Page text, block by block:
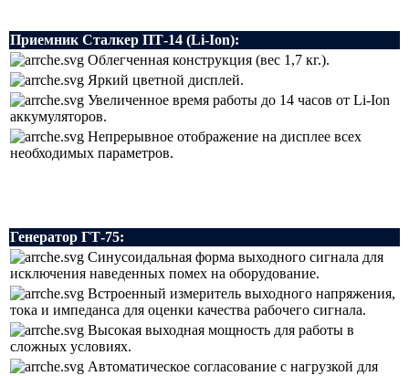
Приемник Сталкер ПТ-14 (Li-Ion):
Облегченная конструкция (вес 1,7 кг.).
Яркий цветной дисплей.
Увеличенное время работы до 14 часов от Li-Ion
аккумуляторов.
Непрерывное отображение на дисплее всех
необходимых параметров.
Генератор ГТ-75:
Синусоидальная форма выходного сигнала для
исключения наведенных помех на оборудование.
Встроенный измеритель выходного напряжения,
тока и импеданса для оценки качества рабочего сигнала.
Высокая выходная мощность для работы в
сложных условиях.
Автоматическое согласование с нагрузкой для